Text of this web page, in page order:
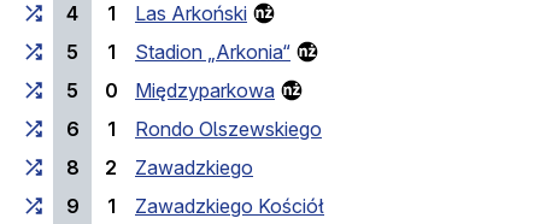
4
1
Las Arkoński
5
1
Stadion „Arkonia“
5
0
Międzyparkowa
6
1
Rondo Olszewskiego
8
2
Zawadzkiego
9
1
Zawadzkiego Kościół